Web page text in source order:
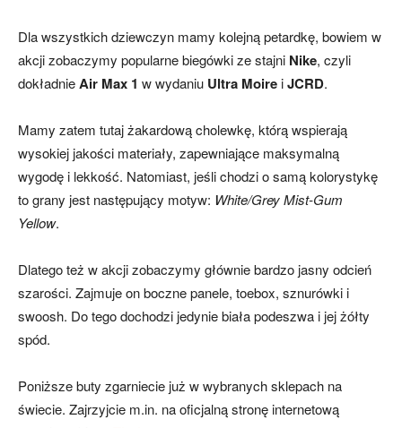
Dla wszystkich dziewczyn mamy kolejną petardkę, bowiem w
akcji zobaczymy popularne biegówki ze stajni Nike, czyli
dokładnieAir Max 1 w wydaniu Ultra MoireiJCRD.
Mamy zatem tutaj żakardową cholewkę, którą wspierają
wysokiej jakości materiały, zapewniające maksymalną
wygodę i lekkość. Natomiast, jeśli chodzi o samą kolorystykę
to grany jest następujący motyw: White/Grey Mist-Gum
Yellow.
Dlatego też w akcji zobaczymy głównie bardzo jasny odcień
szarości. Zajmuje on boczne panele, toebox, sznurówki i
swoosh. Do tego dochodzi jedynie biała podeszwa i jej żółty
spód.
Poniższe buty zgarniecie już w wybranych sklepach na
świecie. Zajrzyjcie m.in. na oficjalną stronę internetową